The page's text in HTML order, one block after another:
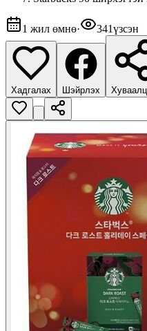
1 жил өмнө· 341үзсэн
Хадгалах Шэйрлэх